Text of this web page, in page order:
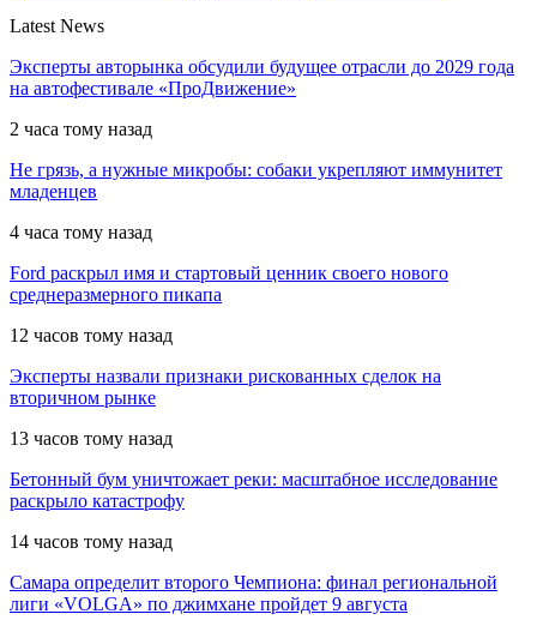
Latest News
Эксперты авторынка обсудили будущее отрасли до 2029 года
на автофестивале «ПроДвижение»
2 часа тому назад
Не грязь, а нужные микробы: собаки укрепляют иммунитет
младенцев
4 часа тому назад
Ford раскрыл имя и стартовый ценник своего нового
среднеразмерного пикапа
12 часов тому назад
Эксперты назвали признаки рискованных сделок на
вторичном рынке
13 часов тому назад
Бетонный бум уничтожает реки: масштабное исследование
раскрыло катастрофу
14 часов тому назад
Самара определит второго Чемпиона: финал региональной
лиги «VOLGA» по джимхане пройдет 9 августа